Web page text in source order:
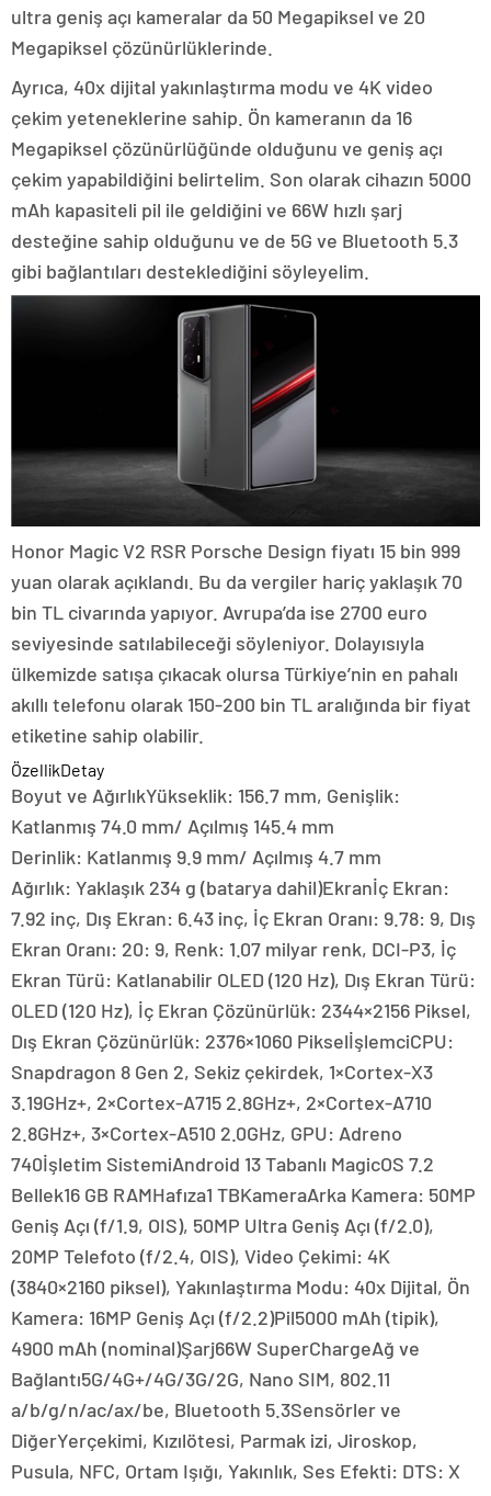
ultra geniş açı kameralar da 50 Megapiksel ve 20
Megapiksel çözünürlüklerinde.
Ayrıca, 40x dijital yakınlaştırma modu ve 4K video
çekim yeteneklerine sahip. Ön kameranın da 16
Megapiksel çözünürlüğünde olduğunu ve geniş açı
çekim yapabildiğini belirtelim. Son olarak cihazın 5000
mAh kapasiteli pil ile geldiğini ve 66W hızlı şarj
desteğine sahip olduğunu ve de 5G ve Bluetooth 5.3
gibi bağlantıları desteklediğini söyleyelim.
Honor Magic V2 RSR Porsche Design fiyatı 15 bin 999
yuan olarak açıklandı. Bu da vergiler hariç yaklaşık 70
bin TL civarında yapıyor. Avrupa’da ise 2700 euro
seviyesinde satılabileceği söyleniyor. Dolayısıyla
ülkemizde satışa çıkacak olursa Türkiye’nin en pahalı
akıllı telefonu olarak 150-200 bin TL aralığında bir fiyat
etiketine sahip olabilir.
ÖzellikDetay
Boyut ve AğırlıkYükseklik: 156.7 mm, Genişlik:
Katlanmış 74.0 mm/ Açılmış 145.4 mm
Derinlik: Katlanmış 9.9 mm/ Açılmış 4.7 mm
Ağırlık: Yaklaşık 234 g (batarya dahil)Ekranİç Ekran:
7.92 inç, Dış Ekran: 6.43 inç, İç Ekran Oranı: 9.78: 9, Dış
Ekran Oranı: 20: 9, Renk: 1.07 milyar renk, DCI-P3, İç
Ekran Türü: Katlanabilir OLED (120 Hz), Dış Ekran Türü:
OLED (120 Hz), İç Ekran Çözünürlük: 2344×2156 Piksel,
Dış Ekran Çözünürlük: 2376×1060 PikselİşlemciCPU:
Snapdragon 8 Gen 2, Sekiz çekirdek, 1×Cortex-X3
3.19GHz+, 2×Cortex-A715 2.8GHz+, 2×Cortex-A710
2.8GHz+, 3×Cortex-A510 2.0GHz, GPU: Adreno
740İşletim SistemiAndroid 13 Tabanlı MagicOS 7.2
Bellek16 GB RAMHafıza1 TBKameraArka Kamera: 50MP
Geniş Açı (f/1.9, OIS), 50MP Ultra Geniş Açı (f/2.0),
20MP Telefoto (f/2.4, OIS), Video Çekimi: 4K
(3840×2160 piksel), Yakınlaştırma Modu: 40x Dijital, Ön
Kamera: 16MP Geniş Açı (f/2.2)Pil5000 mAh (tipik),
4900 mAh (nominal)Şarj66W SuperChargeAğ ve
Bağlantı5G/4G+/4G/3G/2G, Nano SIM, 802.11
a/b/g/n/ac/ax/be, Bluetooth 5.3Sensörler ve
DiğerYerçekimi, Kızılötesi, Parmak izi, Jiroskop,
Pusula, NFC, Ortam Işığı, Yakınlık, Ses Efekti: DTS: X